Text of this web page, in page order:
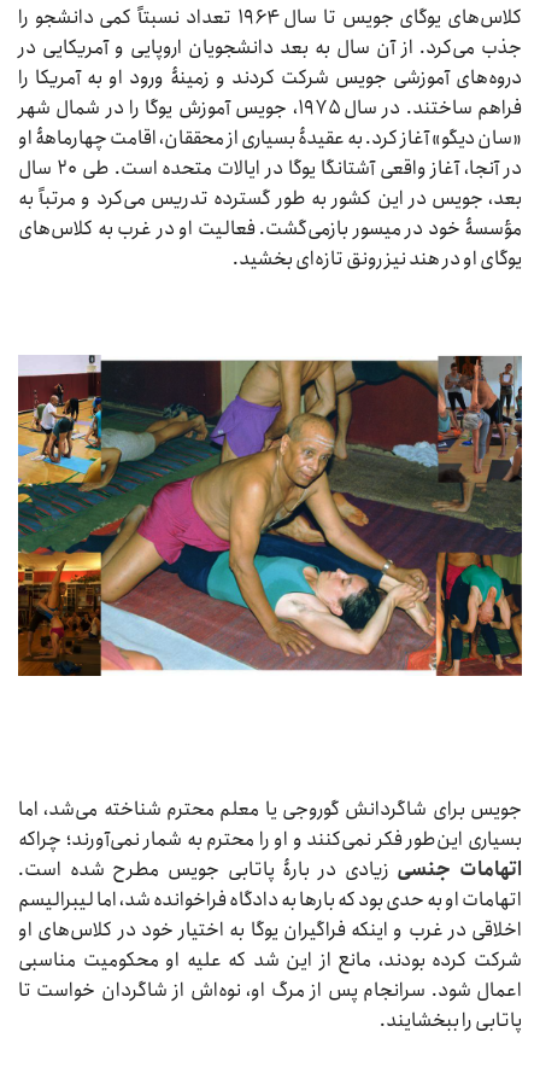
کلاس‌های یوگای جویس تا سال ۱۹۶۴ تعداد نسبتاً کمی دانشجو را
جذب می‌کرد. از آن سال به بعد دانشجویان اروپایی و آمریکایی در
دروه‌های آموزشی جویس شرکت کردند و زمینۀ ورود او به آمریکا را
فراهم ساختند. در سال ۱۹۷۵، جویس آموزش یوگا را در شمال شهر
«سان دیگو» آغاز کرد. به عقیدۀ بسیاری از محققان، اقامت چهارماهۀ او
در آنجا، آغاز واقعی آشتانگا یوگا در ایالات متحده است. طی ۲۰ سال
بعد، جویس در این کشور به طور گسترده تدریس می‌کرد و مرتباً به
مؤسسۀ خود در میسور بازمی‌گشت. فعالیت او در غرب به کلاس‌های
یوگای او در هند نیز رونق تازه‌ای بخشید.
جویس برای شاگردانش گوروجی یا معلم محترم شناخته می‌شد، اما
بسیاری این‌طور فکر نمی‌کنند و او را محترم به شمار نمی‌آورند؛ چراکه
اتهامات جنسی زیادی در بارۀ پاتابی جویس مطرح شده است.
اتهامات او به حدی بود که بارها به دادگاه فراخوانده شد، اما لیبرالیسم
اخلاقی در غرب و اینکه فراگیران یوگا به اختیار خود در کلاس‌های او
شرکت کرده بودند، مانع از این شد که علیه او محکومیت مناسبی
اعمال شود. سرانجام پس از مرگ او، نوه‌اش از شاگردان خواست تا
پاتابی را ببخشایند.